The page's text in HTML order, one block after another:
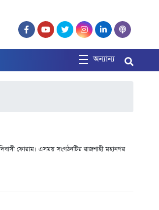
অন্যান্য
ফোরাম। এসময় সংগঠনটির রাজশাহী মহানগর